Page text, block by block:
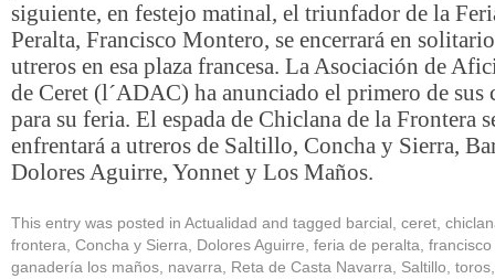
siguiente, en festejo matinal, el triunfador de la
Peralta, Francisco Montero, se encerrará en
utreros en esa plaza francesa. La Asociación de
de Ceret (l´ADAC) ha anunciado el primero de sus
para su feria. El espada de Chiclana de la Frontera
enfrentará a utreros de Saltillo, Concha y Sierra,
Dolores Aguirre, Yonnet y Los Maños.
This entry was posted in Actualidad and tagged barcial ceret
frontera Concha y Sierra Dolores Aguirre feria de peralta
ganadería los maños navarra Reta de Casta Navarra Saltillo toros